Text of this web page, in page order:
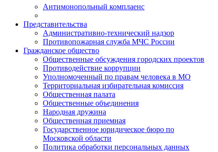
Антимонопольный комплаенс
Представительства
Административно-технический надзор
Противопожарная служба МЧС России
Гражданское общество
Общественные обсуждения городских проектов
Противодействие коррупции
Уполномоченный по правам человека в МО
Территориальная избирательная комиссия
Общественная палата
Общественные объединения
Народная дружина
Общественная приемная
Государственное юридическое бюро по
Московской области
Политика обработки персональных данных